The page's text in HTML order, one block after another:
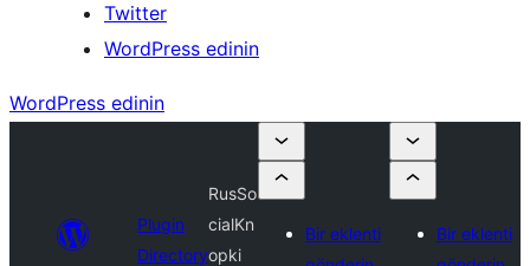
Twitter
WordPress edinin
WordPress edinin
Plugin
Directory
RusSo
cialKn
opki
Bir eklenti
Bir eklenti